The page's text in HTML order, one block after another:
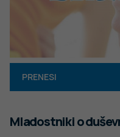
PRENESI
Mladostniki o